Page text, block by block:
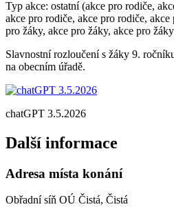
Typ akce: ostatní (akce pro rodiče,
akce pro rodiče, akce pro rodiče,
pro žáky, akce pro žáky, akce pro
Slavnostní rozloučení s žáky 9.
na obecním úřadě.
chatGPT 3.5.2026
Další informace
Adresa místa konání
Obřadní síň OÚ Čistá, Čistá